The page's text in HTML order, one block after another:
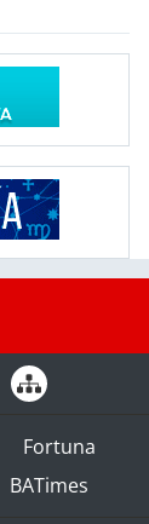
Fortuna
BATimes